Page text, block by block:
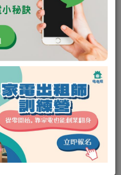
器 (350W、輕巧方便好攜帶)
/
一還，共可使用三天）
電租公